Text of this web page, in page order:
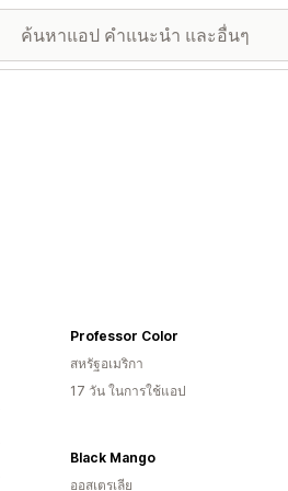
Professor Color
สหรัฐอเมริกา
17 วัน ในการใช้แอป
Black Mango
ออสเตรเลีย